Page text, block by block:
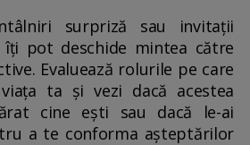
surpriză sau invitații
îți pot deschide mintea către
Evaluează rolurile pe care
ta și vezi dacă acestea
cine ești sau dacă le-ai
a te conforma așteptărilor